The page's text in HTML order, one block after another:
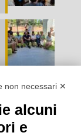
non necessari ✕
alcuni
e